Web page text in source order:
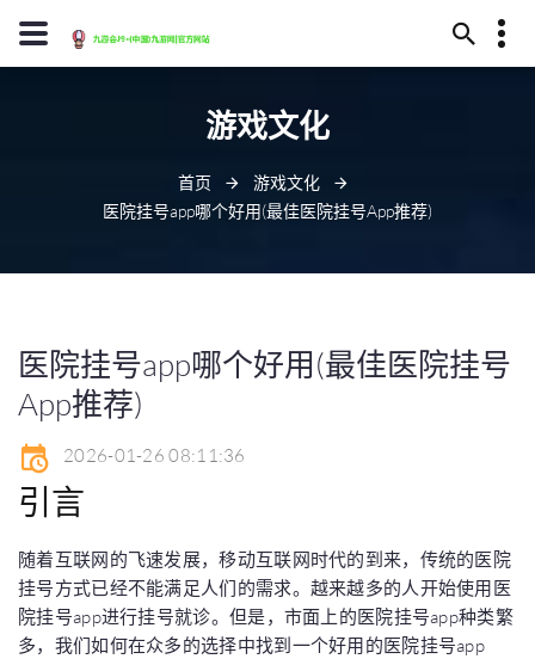
13594780436
贵阳市县库河251号
游戏文化
首页
游戏文化
医院挂号app哪个好用(最佳医院挂号App推荐)
医院挂号app哪个好用(最佳医院挂号
App推荐)
2026-01-26 08:11:36
引言
随着互联网的飞速发展，移动互联网时代的到来，传统的医院
挂号方式已经不能满足人们的需求。越来越多的人开始使用医
院挂号app进行挂号就诊。但是，市面上的医院挂号app种类繁
多，我们如何在众多的选择中找到一个好用的医院挂号app